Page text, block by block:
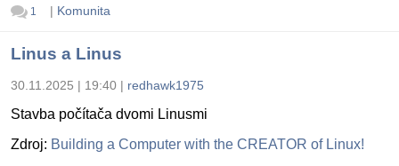
1 | Komunita
Linus a Linus
30.11.2025 | 19:40 | redhawk1975
Stavba počítača dvomi Linusmi
Zdroj: Building a Computer with the CREATOR of Linux!